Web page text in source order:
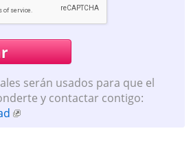
serán usados para que el
y contactar contigo: